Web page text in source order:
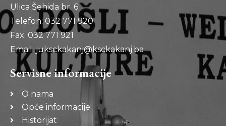
Ulica Šehida br. 6
Telefon: 032 771 920
Fax: 032 771 921
Email: juksckakanj@ksckakanj.ba
Servisne informacije
O nama
Opće informacije
Historijat